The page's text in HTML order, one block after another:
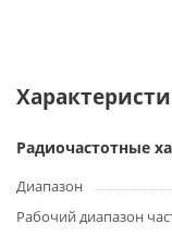
Радиочастотные
Диапазон
Рабочий диапазон